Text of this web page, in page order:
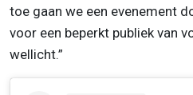
toe gaan we een evenement
voor een beperkt publiek van
wellicht.”